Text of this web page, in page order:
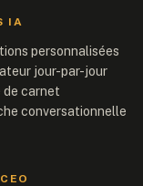
IA
personnalisées
jour-par-jour
de carnet
conversationnelle